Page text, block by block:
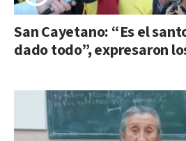
San Cayetano: “Es el
dado todo”, expresaron